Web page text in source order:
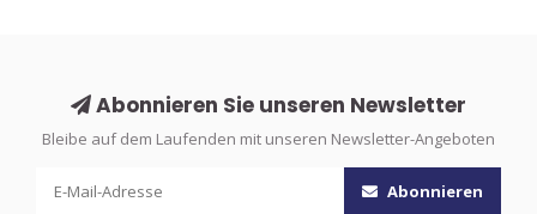
Abonnieren Sie unseren Newsletter
Bleibe auf dem Laufenden mit unseren Newsletter-Angeboten
Abonnieren